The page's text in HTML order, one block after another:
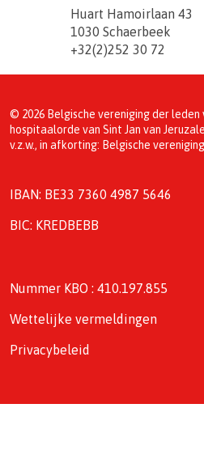
Huart Hamoirlaan 43
1030 Schaerbeek
+32(2)252 30 72
© 2026 Belgische vereniging der
hospitaalorde van Sint Jan van
v.z.w., in afkorting: Belgische
IBAN: BE33 7360 4987 5646
BIC: KREDBEBB
Nummer KBO : 410.197.855
Wettelijke vermeldingen
Privacybeleid